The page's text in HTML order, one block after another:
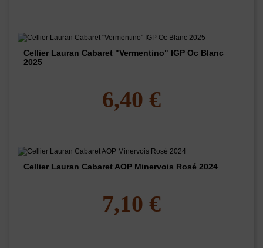
Cellier Lauran Cabaret "Vermentino" IGP Oc Blanc
2025
6,40 €
Cellier Lauran Cabaret AOP Minervois Rosé 2024
7,10 €